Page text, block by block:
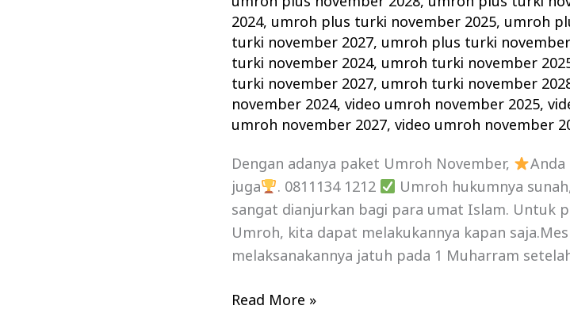
2024, umroh plus turki november 2025, umroh
turki november 2027, umroh plus turki
turki november 2024, umroh turki november
turki november 2027, umroh turki november
november 2024,video umroh november 2025,
umroh november 2027,video umroh november
Dengan adanya paket Umroh November,
Anda
juga
. 0811134 1212 Umroh hukumnya
sangat dianjurkan bagi para umat Islam. Untuk
Umroh, kita dapat melakukannya kapan
melaksanakannya jatuh pada 1 Muharram
Read More »